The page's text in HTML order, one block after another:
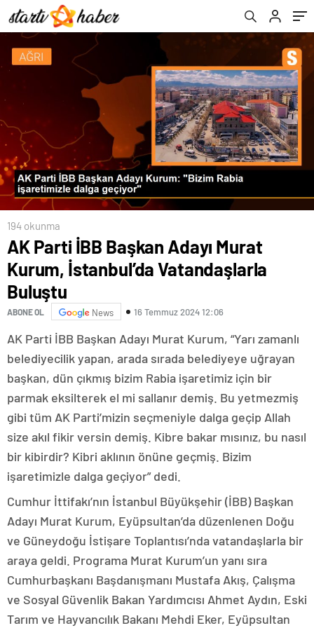
194 okunma
AK Parti İBB Başkan Adayı Murat
Kurum, İstanbul’da Vatandaşlarla
Buluştu
ABONE OL News 16 Temmuz 2024 12:06
AK Parti İBB Başkan Adayı Murat Kurum, “Yarı zamanlı
belediyecilik yapan, arada sırada belediyeye uğrayan
başkan, dün çıkmış bizim Rabia işaretimiz için bir
parmak eksilterek el mi sallanır demiş. Bu yetmezmiş
gibi tüm AK Parti’mizin seçmeniyle dalga geçip Allah
size akıl fikir versin demiş. Kibre bakar mısınız, bu nasıl
bir kibirdir? Kibri aklının önüne geçmiş. Bizim
işaretimizle dalga geçiyor” dedi.
Cumhur İttifakı’nın İstanbul Büyükşehir (İBB) Başkan
Adayı Murat Kurum, Eyüpsultan’da düzenlenen Doğu
ve Güneydoğu İstişare Toplantısı’nda vatandaşlarla bir
araya geldi. Programa Murat Kurum’un yanı sıra
Cumhurbaşkanı Başdanışmanı Mustafa Akış, Çalışma
ve Sosyal Güvenlik Bakan Yardımcısı Ahmet Aydın, Eski
Tarım ve Hayvancılık Bakanı Mehdi Eker, Eyüpsultan
kampanyası yapmak gelmiyor